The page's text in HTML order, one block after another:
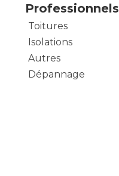
Professionnels
Toitures
Isolations
Autres
Dépannage